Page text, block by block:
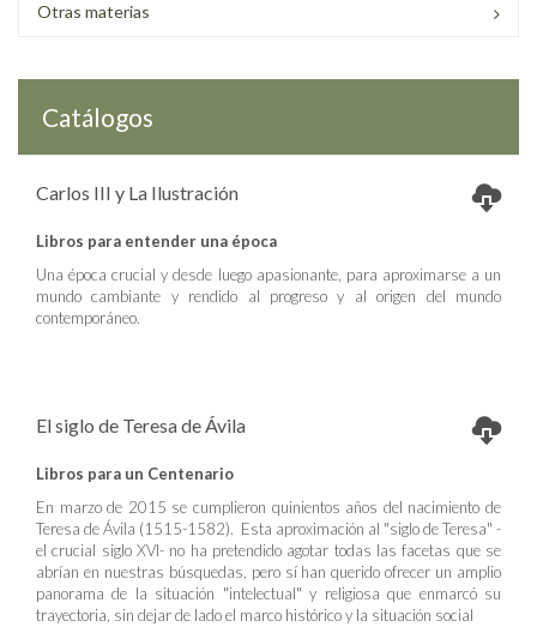
Otras materias
Catálogos
Carlos III y La Ilustración
Libros para entender una época
Una época crucial y desde luego apasionante, para aproximarse a un
mundo cambiante y rendido al progreso y al origen del mundo
contemporáneo.
El siglo de Teresa de Ávila
Libros para un Centenario
En marzo de 2015 se cumplieron quinientos años del nacimiento de
Teresa de Ávila (1515-1582). Esta aproximación al "siglo de Teresa" -
el crucial siglo XVI- no ha pretendido agotar todas las facetas que se
abrían en nuestras búsquedas, pero sí han querido ofrecer un amplio
panorama de la situación "intelectual" y religiosa que enmarcó su
trayectoria, sin dejar de lado el marco histórico y la situación social